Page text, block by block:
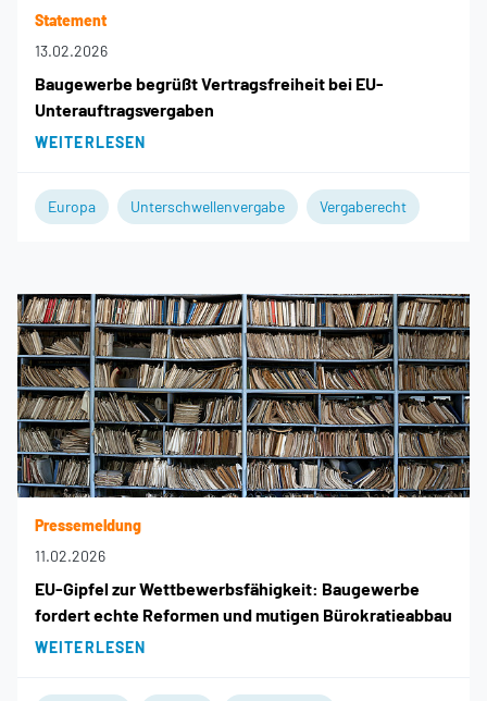
Statement
13.02.2026
Baugewerbe begrüßt Vertragsfreiheit bei EU-
Unterauftragsvergaben
WEITERLESEN
Europa Unterschwellenvergabe Vergaberecht
Pressemeldung
11.02.2026
EU-Gipfel zur Wettbewerbsfähigkeit: Baugewerbe
fordert echte Reformen und mutigen Bürokratieabbau
WEITERLESEN